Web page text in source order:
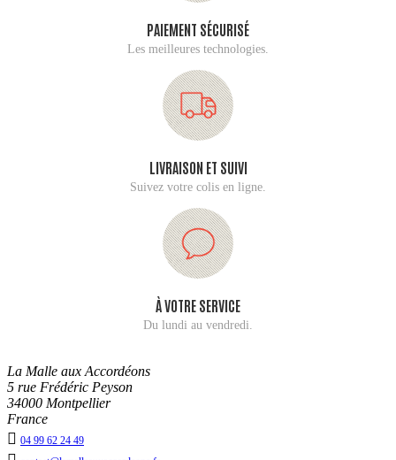
PAIEMENT SÉCURISÉ
Les meilleures technologies.
LIVRAISON ET SUIVI
Suivez votre colis en ligne.
À VOTRE SERVICE
Du lundi au vendredi.
La Malle aux Accordéons
5 rue Frédéric Peyson
34000 Montpellier
France
 04 99 62 24 49